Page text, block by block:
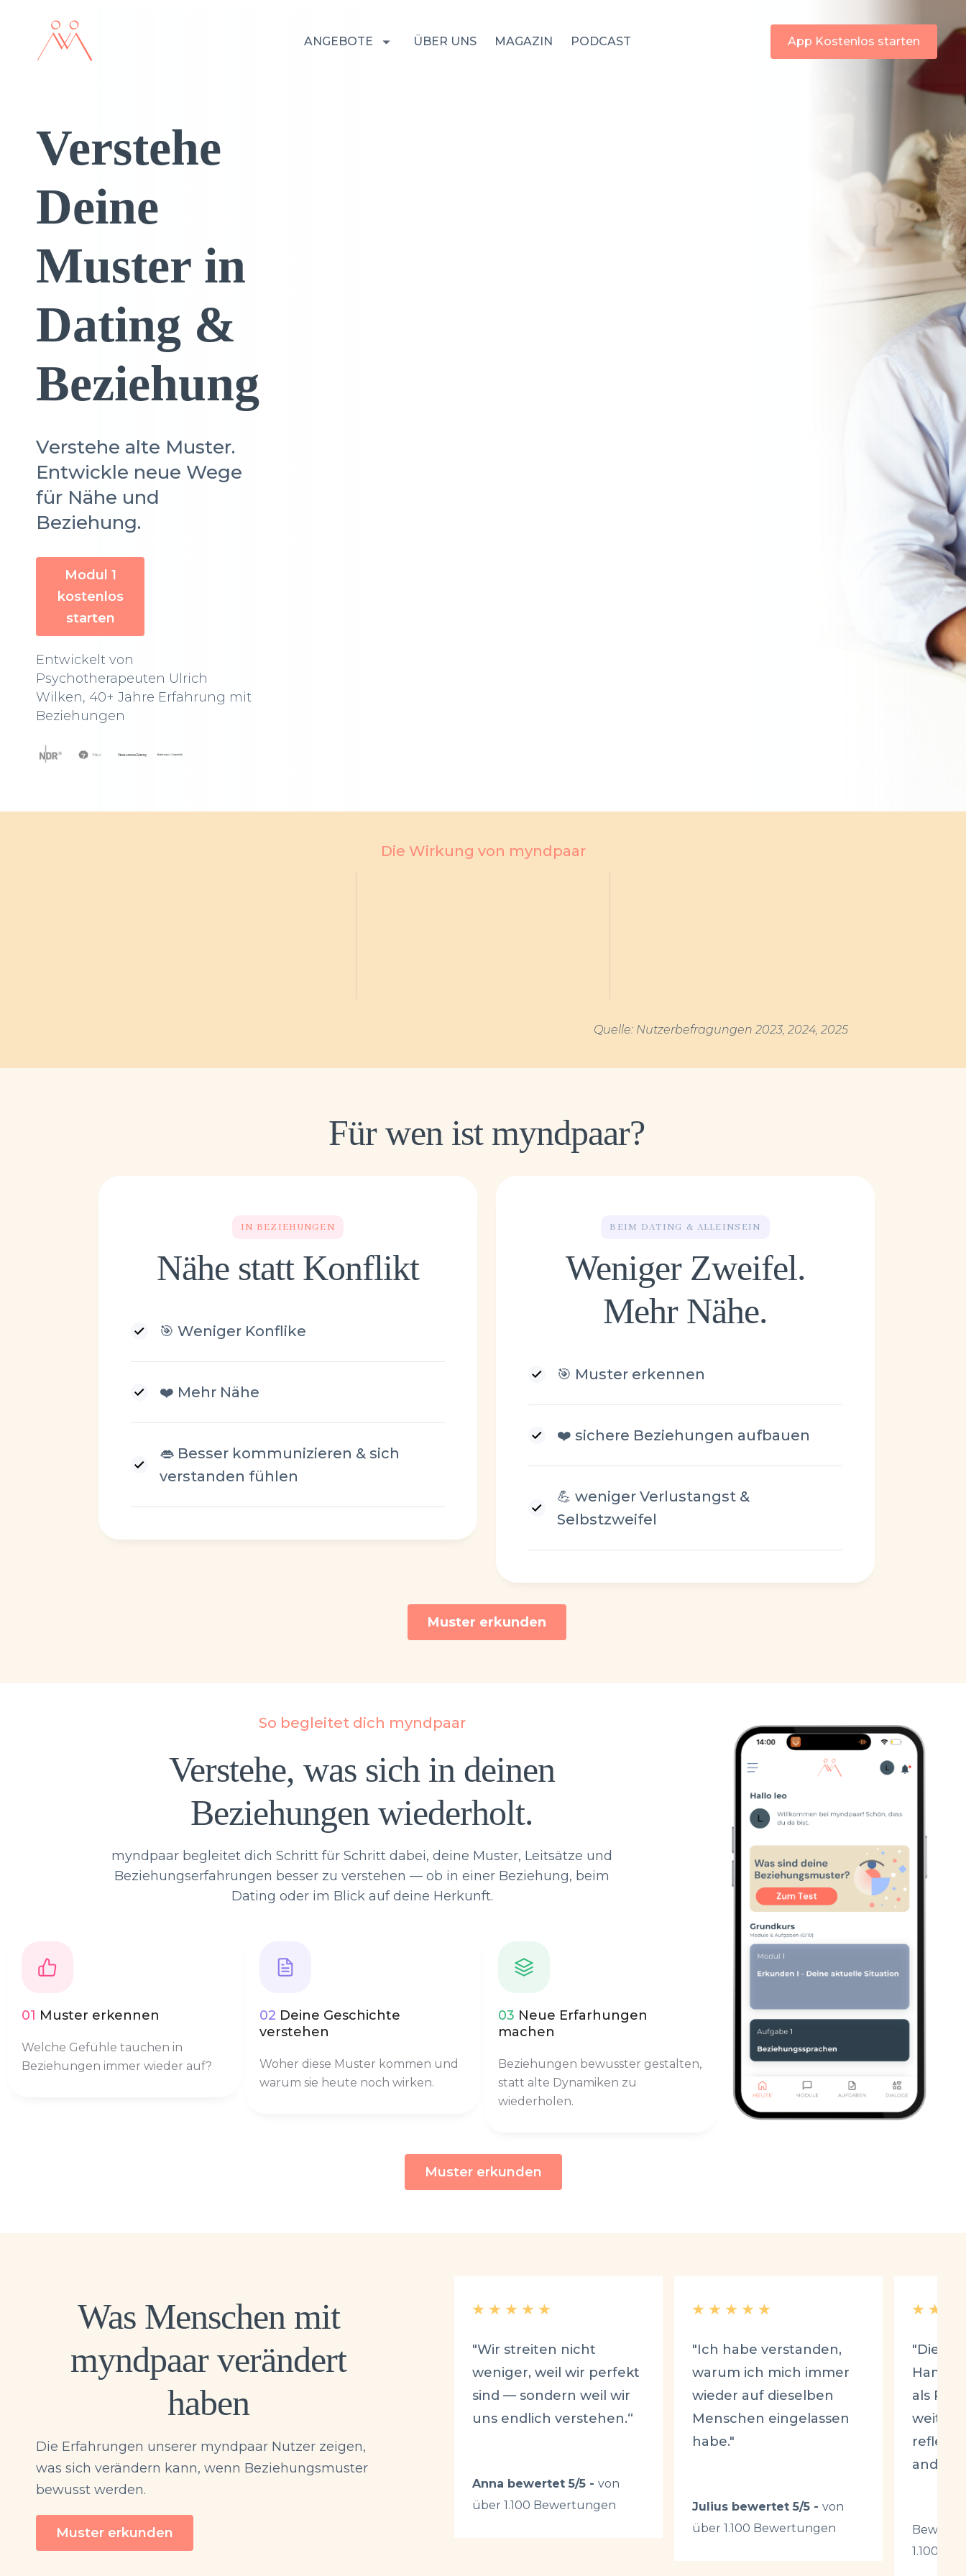
ANGEBOTE ÜBER UNS MAGAZIN PODCAST App Kostenlos starten
Verstehe
Deine
Muster in
Dating &
Beziehung
Verstehe alte Muster.
Entwickle neue Wege
für Nähe und
Beziehung.
Modul 1
kostenlos
starten
Entwickelt von
Psychotherapeuten Ulrich
Wilken, 40+ Jahre Erfahrung mit
Beziehungen
Die Wirkung von myndpaar
Quelle: Nutzerbefragungen 2023, 2024, 2025
Für wen ist myndpaar?
IN BEZIEHUNGEN
Nähe statt Konflikt
🎯 Weniger Konflike
❤️ Mehr Nähe
👄 Besser kommunizieren & sich
verstanden fühlen
BEIM DATING & ALLEINSEIN
Weniger Zweifel.
Mehr Nähe.
🎯 Muster erkennen
❤️ sichere Beziehungen aufbauen
💪 weniger Verlustangst &
Selbstzweifel
Muster erkunden
So begleitet dich myndpaar
Verstehe, was sich in deinen
Beziehungen wiederholt.
myndpaar begleitet dich Schritt für Schritt dabei, deine Muster, Leitsätze und
Beziehungserfahrungen besser zu verstehen — ob in einer Beziehung, beim
Dating oder im Blick auf deine Herkunft.
01 Muster erkennen
Welche Gefühle tauchen in
Beziehungen immer wieder auf?
02 Deine Geschichte
verstehen
Woher diese Muster kommen und
warum sie heute noch wirken.
03 Neue Erfarhungen
machen
Beziehungen bewusster gestalten,
statt alte Dynamiken zu
wiederholen.
Muster erkunden
Was Menschen mit
myndpaar verändert
haben
Die Erfahrungen unserer myndpaar Nutzer zeigen,
was sich verändern kann, wenn Beziehungsmuster
bewusst werden.
Muster erkunden
"Wir streiten nicht
weniger, weil wir perfekt
sind — sondern weil wir
uns endlich verstehen.“
Anna bewertet 5/5 -von
über 1.100 Bewertungen
"Ich habe verstanden,
warum ich mich immer
wieder auf dieselben
Menschen eingelassen
habe."
Julius bewertet 5/5 -von
über 1.100 Bewertungen
"Die
als
weiter
anders."
1.100